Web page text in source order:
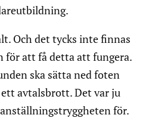
Och det tycks inte finnas
för att få detta att fungera.
ska sätta ned foten
avtalsbrott. Det var ju
för.